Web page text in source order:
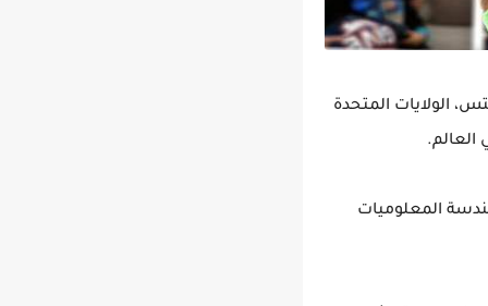
ماساتشوستس، الولايات المتحدة
المعلوميات